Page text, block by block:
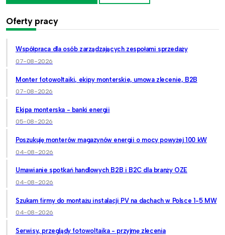
Oferty pracy
Współpraca dla osób zarządzających zespołami sprzedaży
07-08-2026
Monter fotowoltaiki, ekipy monterskie, umowa zlecenie, B2B
07-08-2026
Ekipa monterska - banki energii
05-08-2026
Poszukuję monterów magazynów energii o mocy powyżej 100 kW
04-08-2026
Umawianie spotkań handlowych B2B i B2C dla branży OZE
04-08-2026
Szukam firmy do montażu instalacji PV na dachach w Polsce 1-5 MW
04-08-2026
Serwisy, przeglądy fotowoltaika - przyjmę zlecenia